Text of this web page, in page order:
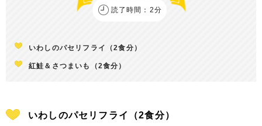
いわしのパセリフライ（2食分）
紅鮭＆さつまいも（2食分）
読了時間：2分
いわしのパセリフライ（2食分）